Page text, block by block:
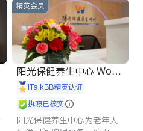
精英会员
阳光保健养生中心 World
shine
iTalkBB精英认证
执照已核实
阳光保健养生中心为老年人